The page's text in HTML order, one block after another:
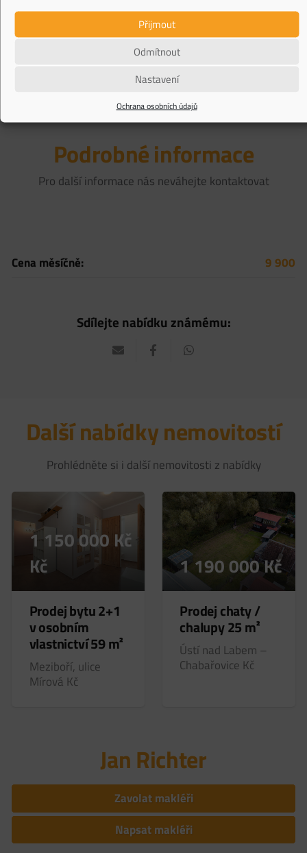
Přijmout
Odmítnout
Nastavení
Ochrana osobních údajů
chráněny službou reCAPTCHA, na kterou se vztahujíPrivacy PolicyaTerms of Service
společnosti Google.
Podrobné informace
Pro další informace nás neváhejte kontaktovat
Cena měsíčně: 9 900
Sdílejte nabídku známému:
Další nabídky nemovitostí
Prohlédněte si i další nemovitosti z nabídky
1 150 000 Kč
Kč
Prodej bytu 2+1
v osobním
vlastnictví 59 m²
Meziboří, ulice
Mírová Kč
1 190 000Kč
Prodej chaty /
chalupy 25 m²
Ústí nad Labem –
Chabařovice Kč
Jan Richter
Zavolat makléři
Napsat makléři